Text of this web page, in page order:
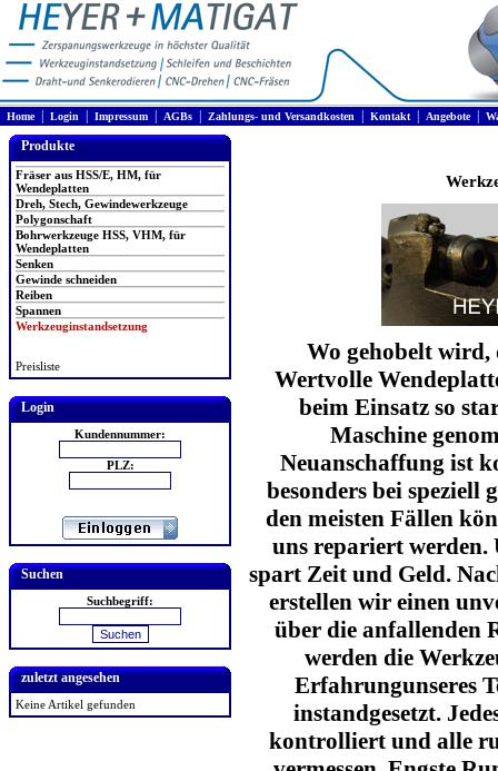
Home| Login Impressum AGBs Zahlungs- und Versandkosten Kontakt| Angebote|
Produkte
Fräser aus HSS/E, HM, für
Wendeplatten
Dreh, Stech, Gewindewerkzeuge
Polygonschaft
Bohrwerkzeuge HSS, VHM, für
Wendeplatten
Senken
Gewinde schneiden
Reiben
Spannen
Werkzeuginstandsetzung
Preisliste
Login
Kundennummer:
PLZ:
Suchen
Suchbegriff:
zuletzt angesehen
Keine Artikel gefunden
Wo gehobelt
Wertvolle
beim Einsatz so
Maschine
Neuanschaffung ist
besonders bei speziell
den meisten Fällen
uns repariert
spart Zeit und Geld.
erstellen wir einen
über die anfallenden
werden die
Erfahrungunseres
instandgesetzt.
kontrolliert und alle